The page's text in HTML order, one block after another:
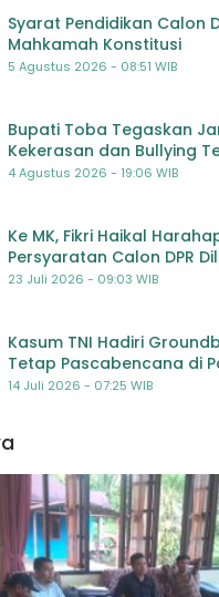
Syarat Pendidikan Calon
Mahkamah Konstitusi
5 Agustus 2026 - 08:51 WIB
Bupati Toba Tegaskan
Kekerasan dan Bullying
Dorong Kolaborasi Seluruh
4 Agustus 2026 - 19:06 WIB
Ke MK, Fikri Haikal
Persyaratan Calon DPR
Kompetensi
23 Juli 2026 - 09:03 WIB
Kasum TNI Hadiri
Tetap Pascabencana di
Harapan Baru bagi
14 Juli 2026 - 07:25 WIB